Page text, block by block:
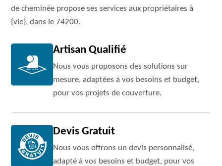
de cheminée propose ses services aux propriétaires à
{vie}, dans le 74200.
Artisan Qualifié
Nous vous proposons des solutions sur
mesure, adaptées à vos besoins et budget,
pour vos projets de couverture.
Devis Gratuit
Nous vous offrons un devis personnalisé,
adapté à vos besoins et budget, pour vos